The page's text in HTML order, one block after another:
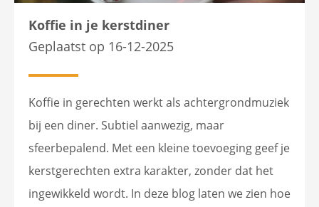
Koffie in je kerstdiner
Geplaatst op 16-12-2025
Koffie in gerechten werkt als achtergrondmuziek
bij een diner. Subtiel aanwezig, maar
sfeerbepalend. Met een kleine toevoeging geef je
kerstgerechten extra karakter, zonder dat het
ingewikkeld wordt. In deze blog laten we zien hoe